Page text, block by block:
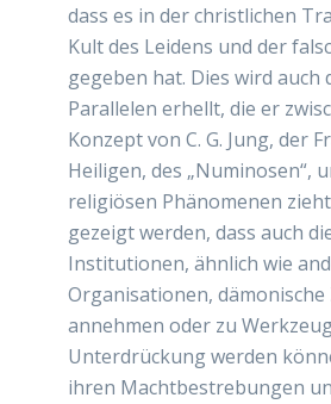
dass es in der christlichen
Kult des Leidens und der
gegeben hat. Dies wird auch
Parallelen erhellt, die er
Konzept von C. G. Jung, der
Heiligen, des „Numinosen“,
religiösen Phänomenen
gezeigt werden, dass auch
Institutionen, ähnlich wie
Organisationen, dämonische
annehmen oder zu
Unterdrückung werden
ihren Machtbestrebungen